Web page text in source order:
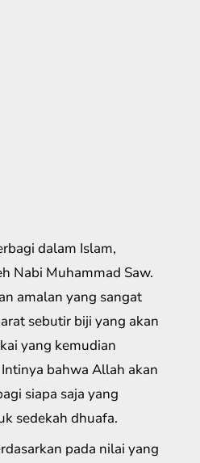
dalam Islam,
Nabi Muhammad Saw.
amalan yang sangat
sebutir biji yang akan
yang kemudian
bahwa Allah akan
siapa saja yang
sedekah dhuafa.
pada nilai yang